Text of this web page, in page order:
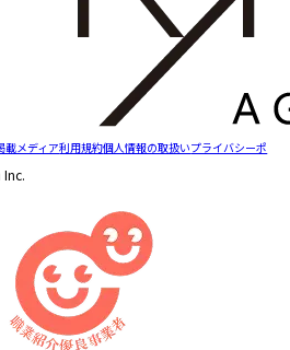
載メディア利用規約個人情報の取扱いプライバシーポ